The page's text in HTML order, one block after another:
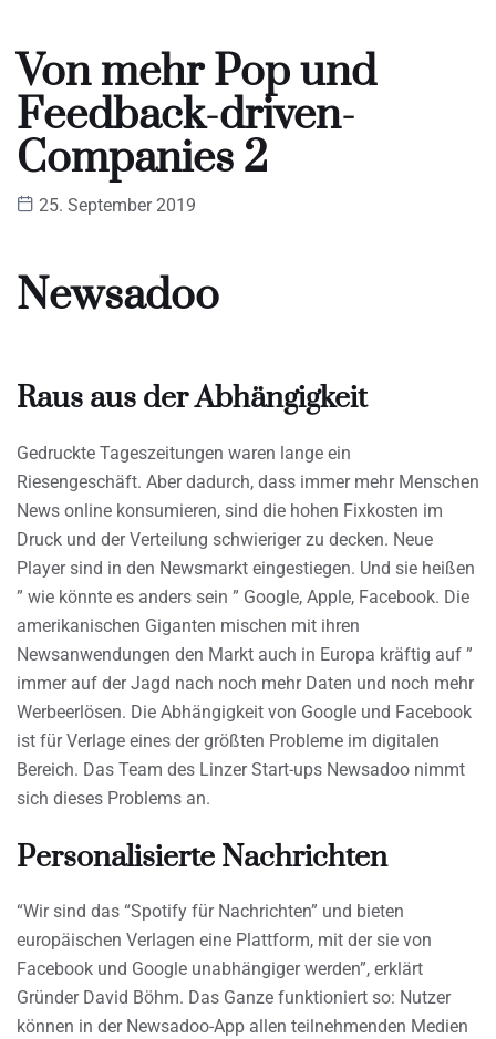
Von mehr Pop und
Feedback-driven-
Companies 2
25. September 2019
Newsadoo
Raus aus der Abhängigkeit
Gedruckte Tageszeitungen waren lange ein
Riesengeschäft. Aber dadurch, dass immer mehr Menschen
News online konsumieren, sind die hohen Fixkosten im
Druck und der Verteilung schwieriger zu decken. Neue
Player sind in den Newsmarkt eingestiegen. Und sie heißen
” wie könnte es anders sein ” Google, Apple, Facebook. Die
amerikanischen Giganten mischen mit ihren
Newsanwendungen den Markt auch in Europa kräftig auf ”
immer auf der Jagd nach noch mehr Daten und noch mehr
Werbeerlösen. Die Abhängigkeit von Google und Facebook
ist für Verlage eines der größten Probleme im digitalen
Bereich. Das Team des Linzer Start-ups Newsadoo nimmt
sich dieses Problems an.
Personalisierte Nachrichten
“Wir sind das “Spotify für Nachrichten” und bieten
europäischen Verlagen eine Plattform, mit der sie von
Facebook und Google unabhängiger werden”, erklärt
Gründer David Böhm. Das Ganze funktioniert so: Nutzer
können in der Newsadoo-App allen teilnehmenden Medien